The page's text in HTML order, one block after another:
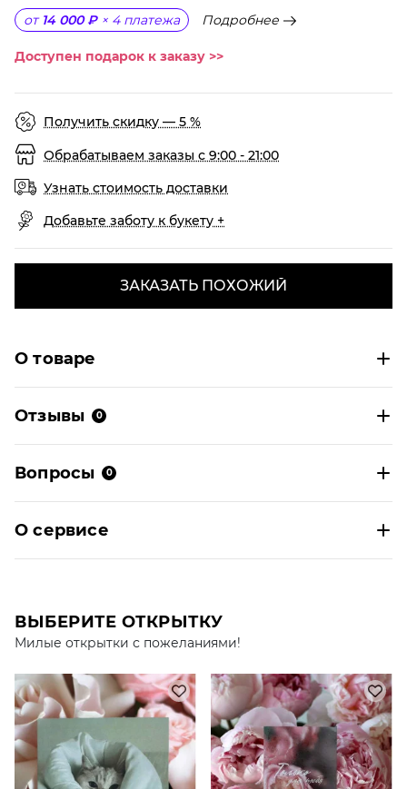
от 14 000 ₽ × 4 платежа Подробнее
Доступен подарок к заказу >>
Получить скидку — 5 %
Обрабатываем заказы с 9:00 - 21:00
Узнать стоимость доставки
Добавьте заботу к букету +
ЗАКАЗАТЬ ПОХОЖИЙ
О товаре
Отзывы 0
Вопросы 0
О сервисе
ВЫБЕРИТЕ ОТКРЫТКУ
Милые открытки с пожеланиями!